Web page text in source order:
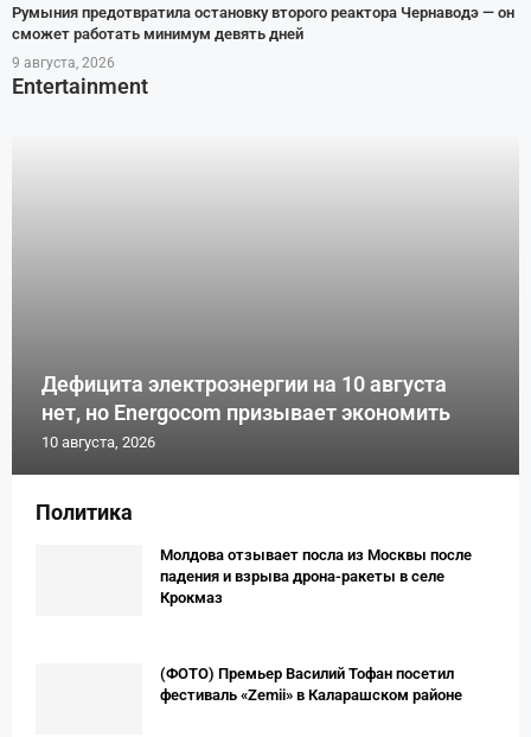
Румыния предотвратила остановку второго реактора Чернаводэ — он
сможет работать минимум девять дней
9 августа, 2026
Entertainment
Дефицита электроэнергии на 10 августа
нет, но Energocom призывает экономить
10 августа, 2026
Политика
Молдова отзывает посла из Москвы после
падения и взрыва дрона-ракеты в селе
Крокмаз
(ФОТО) Премьер Вaсилий Тофан посетил
фестиваль «Zemii» в Каларашском районе